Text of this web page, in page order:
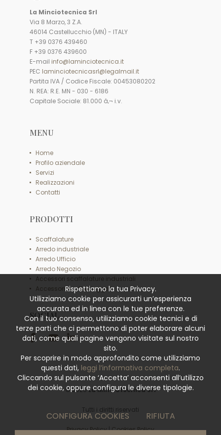
La Minciotecnica Srl
Via 8 Marzo, 3 Z.A.
46014 Castellucchio (MN) - ITALY
T +39 0376 439460
F +39 0376 439600
E-mail info@laminciotecnica.it
PEC laminciotecnicasrl@legalmail.it
Partita IVA / Codice Fiscale: 00453080202
N. REA: R.E. MN - 030 - 6186
Capitale Sociale: 81.000 â‚¬ i.v.
MENU
Home
Profilo aziendale
Servizi
Realizzazioni
Contatti
PRODOTTI
Scaffalature
Arredo industriale
Arredo Ufficio
Arredo Negozio
Accessori scaffalature industriali
Accessori scaffali leggeri
SOCIAL
© 2026La Minciotecnica Srl
Tutti i diritti riservati
Privacy Policy|Cookies Policy
Rispettiamo la tua Privacy.
Utilizziamo cookie per assicurarti un’esperienza
accurata ed in linea con le tue preferenze.
Con il tuo consenso, utilizziamo cookie tecnici e di
terze parti che ci permettono di poter elaborare alcuni
dati, come quali pagine vengono visitate sul nostro
sito.
Per scoprire in modo approfondito come utilizziamo
questi dati, leggi l’informativa completa.
Cliccando sul pulsante ‘Accetta’ acconsenti all’utilizzo
dei cookie, oppure configura le diverse tipologie.
CONFIGURA COOKIES RIFIUTA